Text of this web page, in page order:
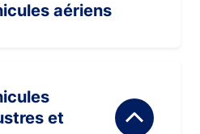
aériens
et